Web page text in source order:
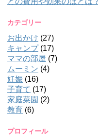
カテゴリー
お出かけ (27)
キャンプ(17)
ママの部屋 (7)
ムーミン (4)
妊娠 (16)
子育て (17)
家庭菜園 (2)
教育 (6)
プロフィール